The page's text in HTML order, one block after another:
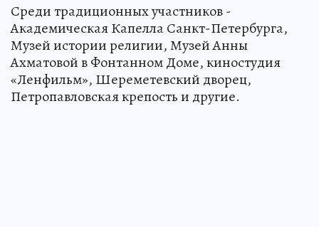
Среди традиционных участников -
Академическая Капелла Санкт-Петербурга,
Музей истории религии, Музей Анны
Ахматовой в Фонтанном Доме, киностудия
«Ленфильм», Шереметевский дворец,
Петропавловская крепость и другие.